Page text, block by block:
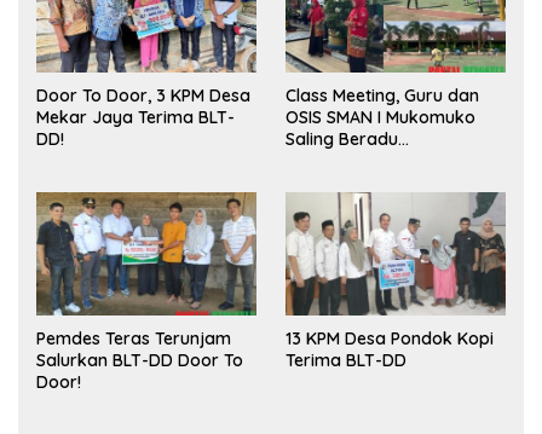
Door To Door, 3 KPM Desa
Mekar Jaya Terima BLT-
DD!
Class Meeting, Guru dan
OSIS SMAN I Mukomuko
Saling Beradu
Pemdes Teras Terunjam
Salurkan BLT-DD Door To
Door!
13 KPM Desa Pondok Kopi
Terima BLT-DD